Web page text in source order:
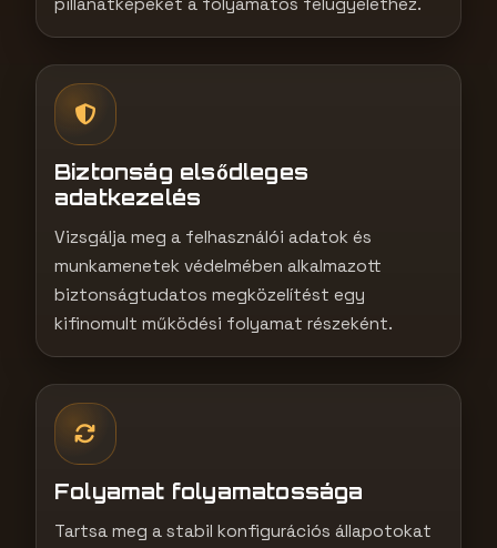
pillanatképeket a folyamatos felügyelethez.
Biztonság elsődleges
adatkezelés
Vizsgálja meg a felhasználói adatok és
munkamenetek védelmében alkalmazott
biztonságtudatos megközelítést egy
kifinomult működési folyamat részeként.
Folyamat folyamatossága
Tartsa meg a stabil konfigurációs állapotokat